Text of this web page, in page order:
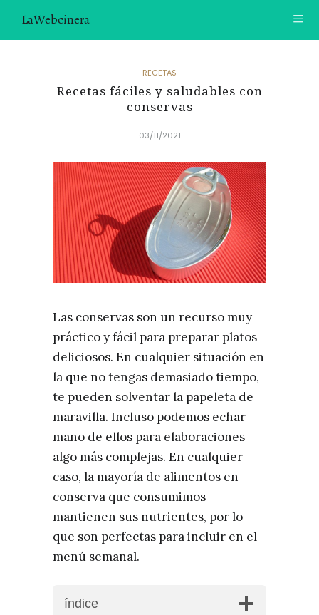
LaWebcinera
VIDEORECETAS
SOBRE MÍ
¿TE GUSTARÍA UNIRTE A NUESTRA AVENTURA GASTRON
ÚNETE A LA NEWSLETTER
RECOMENDACIONES
RECETAS
Recetas fáciles y saludables con
conservas
03/11/2021
Las conservas son un recurso muy
práctico y fácil para preparar platos
deliciosos. En cualquier situación en
la que no tengas demasiado tiempo,
te pueden solventar la papeleta de
maravilla. Incluso podemos echar
mano de ellos para elaboraciones
algo más complejas. En cualquier
caso, la mayoría de alimentos en
conserva que consumimos
mantienen sus nutrientes, por lo
que son perfectas para incluir en el
menú semanal.
índice